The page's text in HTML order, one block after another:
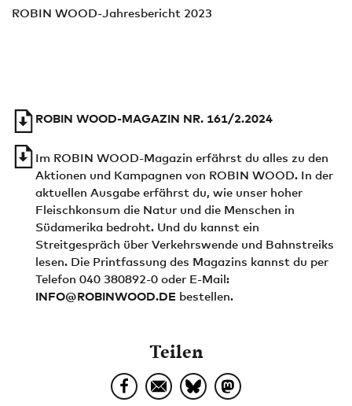
ROBIN WOOD-Jahresbericht 2023
ROBIN WOOD-MAGAZIN NR. 161/2.2024
Im ROBIN WOOD-Magazin erfährst du alles zu den
Aktionen und Kampagnen von ROBIN WOOD. In der
aktuellen Ausgabe erfährst du, wie unser hoher
Fleischkonsum die Natur und die Menschen in
Südamerika bedroht. Und du kannst ein
Streitgespräch über Verkehrswende und Bahnstreiks
lesen. Die Printfassung des Magazins kannst du per
Telefon 040 380892-0 oder E-Mail:
INFO@ROBINWOOD.DE bestellen.
Teilen